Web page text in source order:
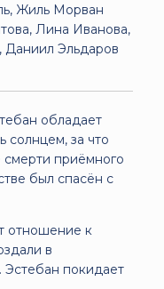
Жиль Морван
Лина Иванова,
Даниил Эльдаров
обладает
солнцем, за что
смерти приёмного
был спасён с
отношение к
в
Эстебан покидает